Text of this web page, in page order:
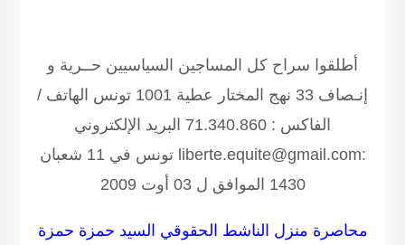
أطلقوا سراح كل المساجين السياسيين حــرية و
إنـصاف
33 نهج المختار عطية 1001 تونس الهاتف /
الفاكس : 71.340.860 البريد الإلكتروني
:liberte.equite@gmail.com تونس في 11 شعبان
1430 الموافق ل 03 أوت 2009
محاصرة منزل الناشط الحقوقي السيد حمزة حمزة